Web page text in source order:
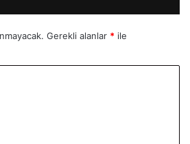
Gerekli alanlar * ile